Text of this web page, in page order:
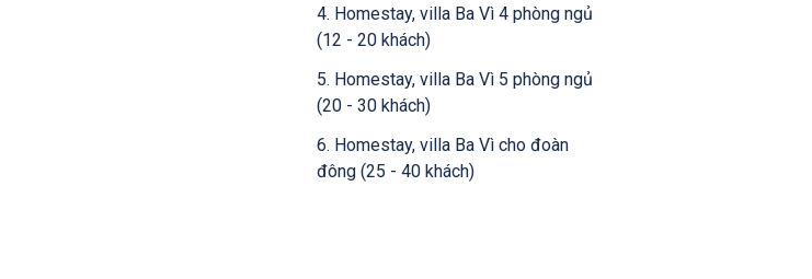
4. Homestay, villa Ba Vì 4 phòng ngủ
(12 - 20 khách)
5. Homestay, villa Ba Vì 5 phòng ngủ
(20 - 30 khách)
6. Homestay, villa Ba Vì cho đoàn
đông (25 - 40 khách)